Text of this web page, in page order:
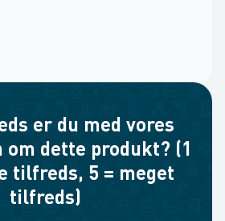
er du med vores
dette produkt? (1
tilfreds, 5 = meget
tilfreds)